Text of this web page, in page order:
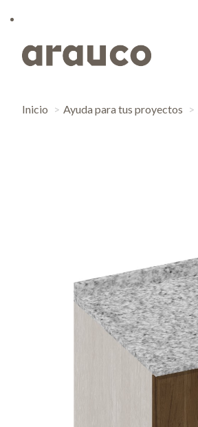
Inicio Ayuda para tus proyectos